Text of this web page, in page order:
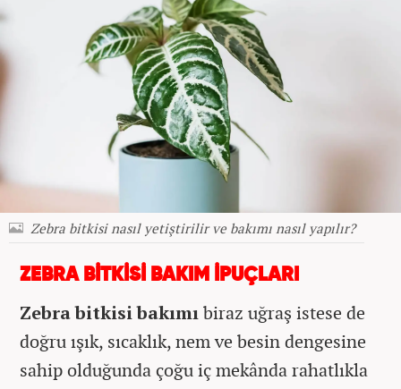
Zebra bitkisi nasıl yetiştirilir ve bakımı nasıl yapılır?
ZEBRA BİTKİSİ BAKIM İPUÇLARI
Zebra bitkisi bakımıbiraz uğraş istese de
doğru ışık, sıcaklık, nem ve besin dengesine
sahip olduğunda çoğu iç mekânda rahatlıkla